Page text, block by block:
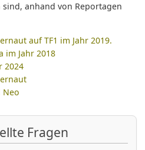
anhand von Reportagen
auf TF1 im Jahr 2019.
im Jahr 2018
2024
Neo
Fragen